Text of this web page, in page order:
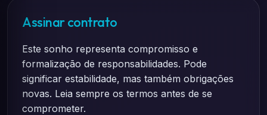
Assinar contrato
Este sonho representa compromisso e
formalização de responsabilidades. Pode
significar estabilidade, mas também obrigações
novas. Leia sempre os termos antes de se
comprometer.